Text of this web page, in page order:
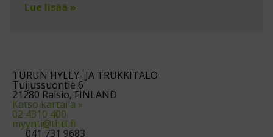
Lue lisää »
TURUN HYLLY- JA TRUKKITALO
Tuijussuontie 6
21280 Raisio, FINLAND
Katso kartalla »
02 4310 400
myynti@thtt.fi
041 731 9683